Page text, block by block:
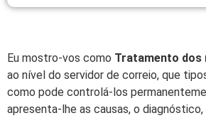
Eu mostro-vos como Tratamento
ao nível do servidor de correio, que
como pode controlá-los
apresenta-lhe as causas, o diagnóstico,